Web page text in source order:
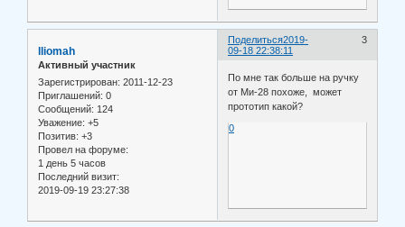
Поделиться 3
2019-
09-18 22:38:11
lliomah
Активный участник
Зарегистрирован: 2011-12-23
Приглашений: 0
Сообщений: 124
Уважение: +5
Позитив: +3
Провел на форуме:
1 день 5 часов
Последний визит:
2019-09-19 23:27:38
По мне так больше на ручку
от Ми-28 похоже, может
прототип какой?
0